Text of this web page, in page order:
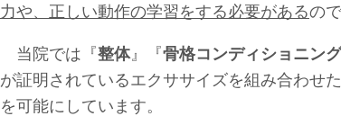
力や、正しい動作の学習をする必要があるので
当院では『整体』『骨格コンディショニング
が証明されているエクササイズを組み合わせた
を可能にしています。